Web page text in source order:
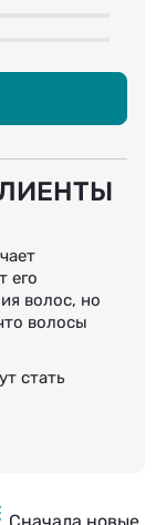
его
волос, но
волосы
стать